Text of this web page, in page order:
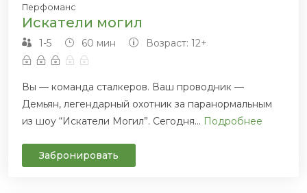
Перфоманс
Искатели могил
1-5 60 мин Возраст: 12+
Вы — команда сталкеров. Ваш проводник —
Демьян, легендарный охотник за паранормальным
из шоу “Искатели Могил”. Сегодня... Подробнее
Забронировать